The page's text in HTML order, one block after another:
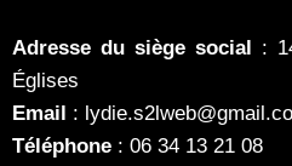
Adresse du siège social :
Églises
Email :
Téléphone : 06 34 13 21 08